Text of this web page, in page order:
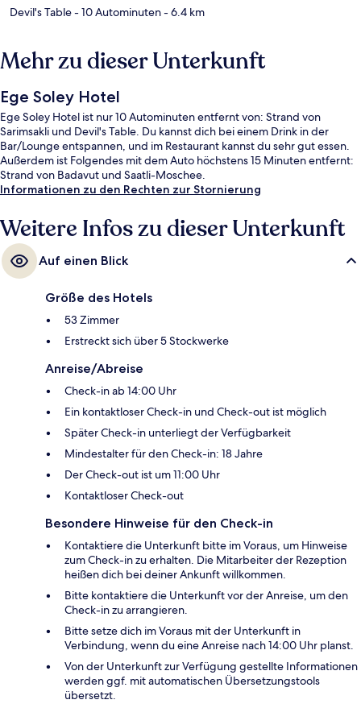
Devil's Table- 10 Autominuten- 6.4 km
Mehr zu dieser Unterkunft
Ege Soley Hotel
Ege Soley Hotel ist nur 10 Autominuten entfernt von: Strand von
Sarimsakli und Devil's Table. Du kannst dich bei einem Drink in der
Bar/Lounge entspannen, und im Restaurant kannst du sehr gut essen.
Außerdem ist Folgendes mit dem Auto höchstens 15 Minuten entfernt:
Strand von Badavut und Saatli-Moschee.
Informationen zu den Rechten zur Stornierung
Weitere Infos zu dieser Unterkunft
Auf einen Blick
Größe des Hotels
53 Zimmer
Erstreckt sich über 5 Stockwerke
Anreise/Abreise
Check-in ab 14:00 Uhr
Ein kontaktloser Check-in und Check-out ist möglich
Später Check-in unterliegt der Verfügbarkeit
Mindestalter für den Check-in: 18 Jahre
Der Check-out ist um 11:00 Uhr
Kontaktloser Check-out
Besondere Hinweise für den Check-in
Kontaktiere die Unterkunft bitte im Voraus, um Hinweise
zum Check-in zu erhalten. Die Mitarbeiter der Rezeption
heißen dich bei deiner Ankunft willkommen.
Bitte kontaktiere die Unterkunft vor der Anreise, um den
Check-in zu arrangieren.
Bitte setze dich im Voraus mit der Unterkunft in
Verbindung, wenn du eine Anreise nach 14:00 Uhr planst.
Von der Unterkunft zur Verfügung gestellte Informationen
werden ggf. mit automatischen Übersetzungstools
übersetzt.